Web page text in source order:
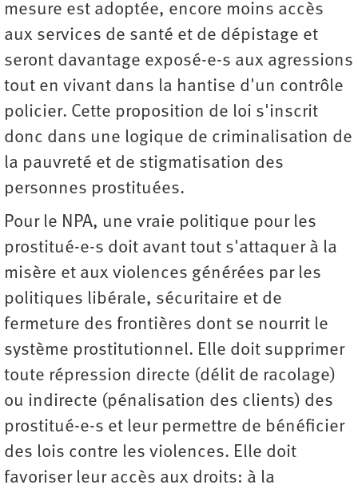
mesure est adoptée, encore moins accès
aux services de santé et de dépistage et
seront davantage exposé-e-s aux agressions
tout en vivant dans la hantise d'un contrôle
policier. Cette proposition de loi s'inscrit
donc dans une logique de criminalisation de
la pauvreté et de stigmatisation des
personnes prostituées.
Pour le NPA, une vraie politique pour les
prostitué-e-s doit avant tout s'attaquer à la
misère et aux violences générées par les
politiques libérale, sécuritaire et de
fermeture des frontières dont se nourrit le
système prostitutionnel. Elle doit supprimer
toute répression directe (délit de racolage)
ou indirecte (pénalisation des clients) des
prostitué-e-s et leur permettre de bénéficier
des lois contre les violences. Elle doit
favoriser leur accès aux droits: à la